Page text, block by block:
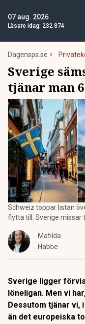
07 aug. 2026
Läsare idag: 232 874
Dagensps.se
Sverige
tjänar man
Schweiz toppar listan
flytta till. Sverige missar
Matilda
Habbe
Sverige ligger
löneligan. Men vi
Dessutom tjänar vi,
än det europeiska